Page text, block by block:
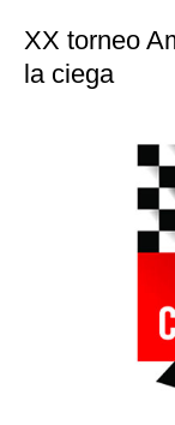
XX torneo
la ciega